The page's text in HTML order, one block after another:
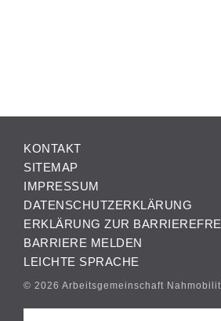
KONTAKT
SITEMAP
IMPRESSUM
DATENSCHUTZERKLÄRUNG
ERKLÄRUNG ZUR
BARRIERE MELDEN
LEICHTE SPRACHE
© 2026 Arbeitsgemeinschaft